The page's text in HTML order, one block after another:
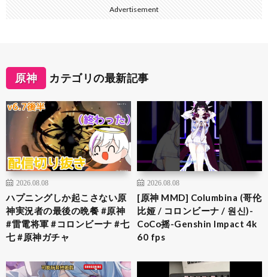
Advertisement
原神 カテゴリの最新記事
2026.08.08
ハプニングしか起こさない原
神実況者の最後の晩餐 #原神
#雷電将軍 #コロンビーナ #七
七 #原神ガチャ
2026.08.08
[原神 MMD] Columbina (哥伦
比娅 / コロンビーナ / 원신)-
CoCo摇-Genshin Impact 4k
60 fps